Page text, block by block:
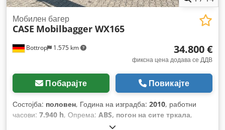
Bottrop 1.575 km
Мобилен багер
CASE Mobilbagger WX165
34.800 €
фиксна цена додава се ДДВ
Побарајте Повикајте
Состојба: половен, Година на изградба: 2010, работни
часови: 7.940 h, Опрема: ABS, погон на сите тркала,